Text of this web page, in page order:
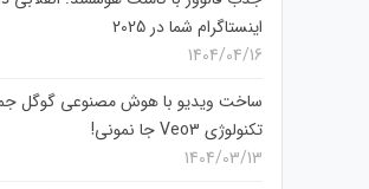
اینستاگرام شما در 2025
1404/04/16
ساخت ویدیو با هوش مصنوعی گوگل
تکنولوژی Veo3 جا نمونی!
1404/03/13